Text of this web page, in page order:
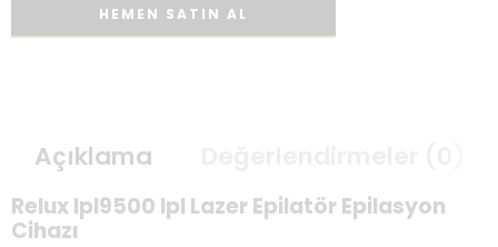
HEMEN SATIN AL
Açıklama
Relux Ipl9500 Ipl Lazer Epilatör Epilasyon
Cihazı